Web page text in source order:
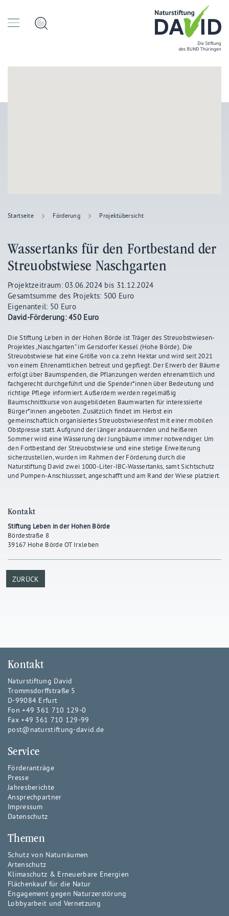
Startseite Förderung Projektübersicht
Wassertanks für den Fortbestand der
Streuobstwiese Naschgarten
Projektzeitraum: 03.06.2024 bis 31.12.2024
Gesamtsumme des Projekts: 500 Euro
Eigenanteil: 50 Euro
David-Förderung: 450 Euro
Die Stiftung Leben in der Hohen Börde ist Träger des Streuobstwiesen-
Projektes „Naschgarten“ im Gersdorfer Kessel (Hohe Börde). Die
Streuobstwiese hat eine Größe von ca. zehn Hektar und wird seit 2021
von einem Ehrenamtlichen betreut und gepflegt. Der Erwerb der Bäume
erfolgt über Baumspenden, die Pflanzungen werden ehrenamtlich und
fachgerecht durchgeführt und die Spender*innen über Bedeutung und
richtige Pflege informiert. Außerdem werden regelmäßig
Baumschnittkurse von ausgebildeten Baumwarten für interessierte
Bürger*innen angeboten. Zusätzlich findet im Herbst ein
gemeinschaftlich organisiertes Streuobstwiesenfest mit einer mobilen
Obstpresse statt. Aufgrund der länger andauernden und heißeren
Sommer wird eine Wässerung der Jungbäume immer notwendiger. Um
den Fortbestand der Streuobstwiese und eine stetige Erweiterung
sicherzustellen, wurden im Rahmen der Förderung durch die
Naturstiftung David zwei 1000-Liter-IBC-Wassertanks, samt Sichtschutz
und Pumpen-Anschlussset, angeschafft und am Rand der Wiese platziert.
Kontakt
Stiftung Leben in der Hohen Börde
Bördestraße 8
39167 Hohe Börde OT Irxleben
ZURÜCK
Kontakt
Naturstiftung David
Trommsdorffstraße 5
D-99084 Erfurt
Fon +49 361 710 129-0
Fax +49 361 710 129-99
post@naturstiftung-david.de
Service
Förderanträge
Presse
Jahresberichte
Ansprechpartner
Impressum
Datenschutz
Themen
Schutz von Naturräumen
Artenschutz
Klimaschutz & Erneuerbare Energien
Flächenkauf für die Natur
Engagement gegen Naturzerstörung
Lobbyarbeit und Vernetzung